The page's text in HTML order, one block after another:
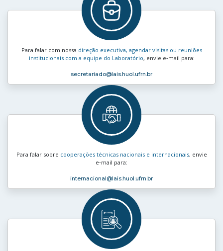
Para falar com nossa direção executiva, agendar visitas ou reuniões
institucionais com a equipe do Laboratório, envie e‑mail para:
secretariado@lais.huol.ufrn.br
Para falar sobre cooperações técnicas nacionais e internacionais, envie
e‑mail para:
internacional@lais.huol.ufrn.br